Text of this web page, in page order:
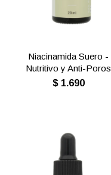
Niacinamida Suero -
Nutritivo y Anti-Poros
$ 1.690